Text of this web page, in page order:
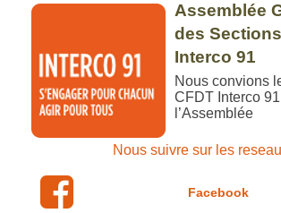
Assemblée
des
Interco 91
Nous convions
CFDT Interco
l’Assemblée
Nous suivre sur les
Facebook